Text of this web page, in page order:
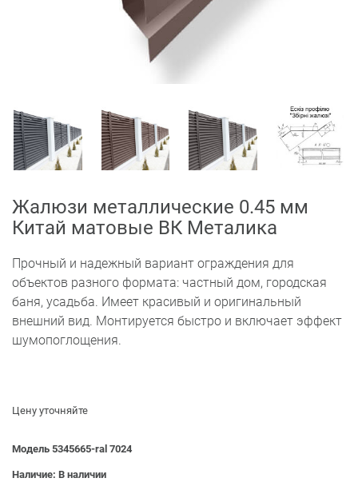
Жалюзи металлические 0.45 мм
Китай матовые ВК Металика
Прочный и надежный вариант ограждения для
объектов разного формата: частный дом, городская
баня, усадьба. Имеет красивый и оригинальный
внешний вид. Монтируется быстро и включает эффект
шумопоглощения.
Цену уточняйте
Модель 5345665-ral 7024
Наличие: В наличии